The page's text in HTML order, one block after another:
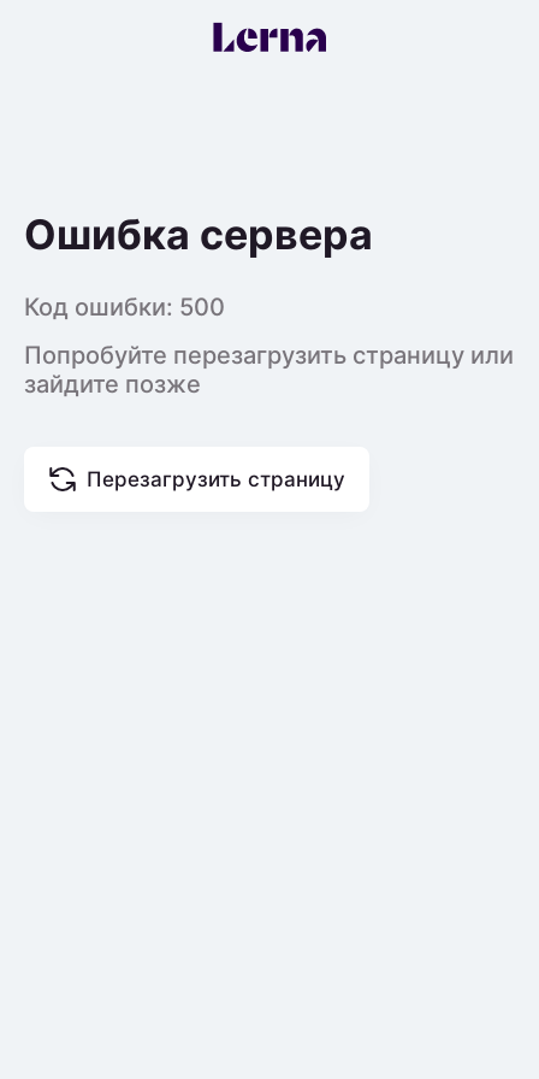
Ошибка сервера
Код ошибки: 500
Попробуйте перезагрузить страницу или
зайдите позже
Перезагрузить страницу